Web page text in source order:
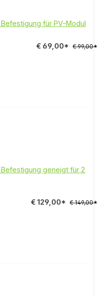
für PV-Modul
€ 69,00* € 99,00*
geneigt für 2
€ 129,00* € 149,00*